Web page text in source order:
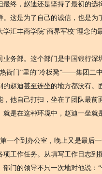
终，赵迪还是坚持了最初的选
这是为了自己的诚信，也是为
汇丰商学院“商界军校”理念的
务部。这个部门是中国银行深
衙门”里的“冷板凳”——集团二
赵迪甚至连坐的地方都没有。
他自己打扫，坐在了团队最前
是在这种环境中，赵迪一坐就
个到办公室，晚上又是最后一
工作任务。从填写工作日志到
门的领导不只一次地对他说：